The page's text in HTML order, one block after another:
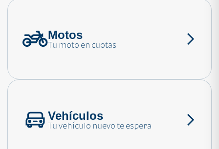
¿Necesitas ayuda?
Motos
Tu moto en cuotas
Vehículos
Tu vehículo nuevo te espera